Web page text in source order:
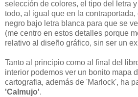
selección de colores, el tipo del letra
todo, al igual que en la
negro bajo letra blanca para que se
(me centro en estos detalles porque
relativo al diseño gráfico, sin ser un
Tanto al principio como al final del
interior podemos ver un bonito mapa
cartografia, además de 'Marlock', ha
'Calmujo'.